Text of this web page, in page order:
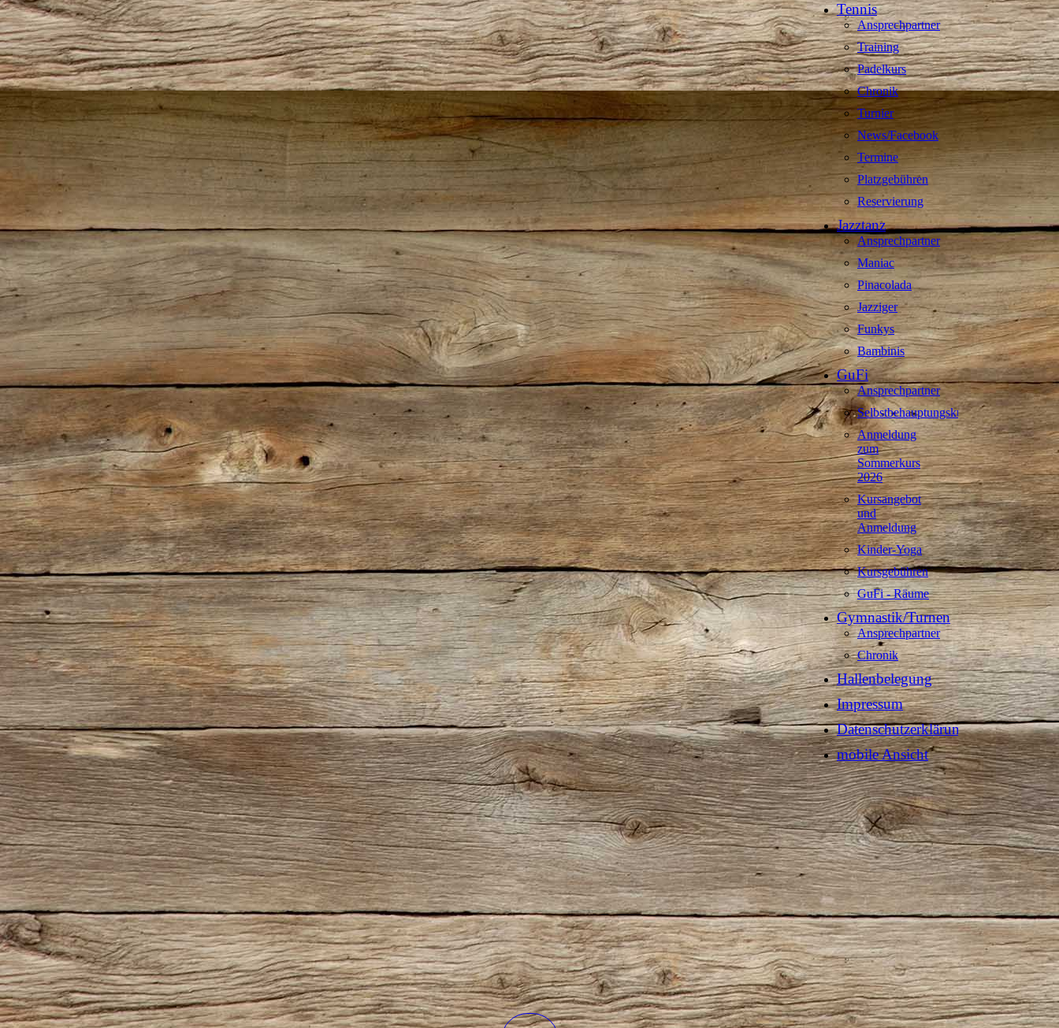
Tennis
Ansprechpartner
Training
Padelkurs
Chronik
Turnier
News/Facebook
Termine
Platzgebühren
Reservierung
Jazztanz
Ansprechpartner
Maniac
Pinacolada
Jazziger
Funkys
Bambinis
GuFi
Ansprechpartner
Selbstbehauptungskurse
Anmeldung
zum
Sommerkurs
2026
Kursangebot
und
Anmeldung
Kinder-Yoga
Kursgebühren
GuFi - Räume
Gymnastik/Turnen
Ansprechpartner
Chronik
Hallenbelegung
Impressum
Datenschutzerklärung
mobile Ansicht